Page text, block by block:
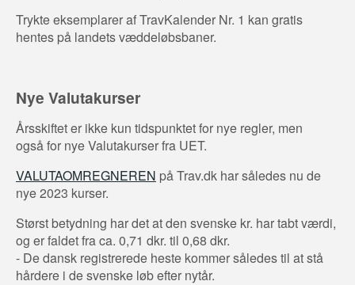
Trykte eksemplarer af TravKalender Nr. 1 kan gratis
hentes på landets væddeløbsbaner.
Nye Valutakurser
Årsskiftet er ikke kun tidspunktet for nye regler, men
også for nye Valutakurser fra UET.
VALUTAOMREGNEREN på Trav.dk har således nu de
nye 2023 kurser.
Størst betydning har det at den svenske kr. har tabt værdi,
og er faldet fra ca. 0,71 dkr. til 0,68 dkr.
- De dansk registrerede heste kommer således til at stå
hårdere i de svenske løb efter nytår.